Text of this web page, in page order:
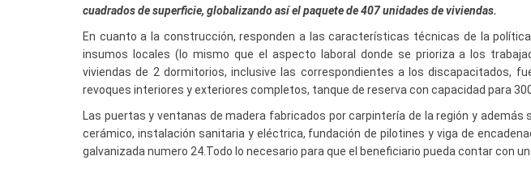
cuadrados de superficie, globalizando así el paquete de 407 unidades de viviendas.
En cuanto a la construcción, responden a las características técnicas de la
insumos locales (lo mismo que el aspecto laboral donde se prioriza a los
viviendas de 2 dormitorios, inclusive las correspondientes a los discapacitados,
revoques interiores y exteriores completos, tanque de reserva con capacidad para
Las puertas y ventanas de madera fabricados por carpintería de la región y
cerámico, instalación sanitaria y eléctrica, fundación de pilotines y viga de
galvanizada numero 24.Todo lo necesario para que el beneficiario pueda contar con